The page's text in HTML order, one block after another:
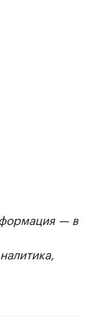
— в